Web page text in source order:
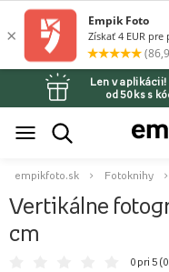
Len v aplikácii!
od 50 ks s
empikfoto.sk Fotoknihy
Vertikálne
cm
0 pri 5 (